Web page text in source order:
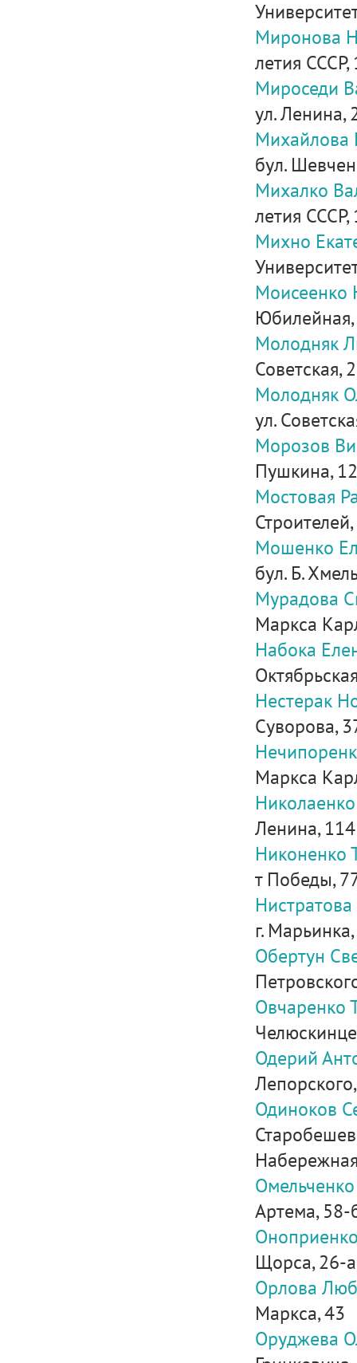
Миронова
летия СССР,
Мироседи
ул. Ленина,
Михайлова
бул.
Михалко
летия СССР,
Михно
Моисеенко
Юбилейная,
Молодняк
Советская,
Молодняк
ул.
Морозов
Пушкина, 12
Мостовая
Мошенко
бул. Б.
Мурадова
Маркса
Набока
Нестерак
Суворова,
Маркса
Ленина, 114
Никоненко
т Победы,
г.
Обертун
Овчаренко
Одерий
Одиноков
Артема, 58-
Щорса, 26-
Орлова
Маркса, 43
Оруджева